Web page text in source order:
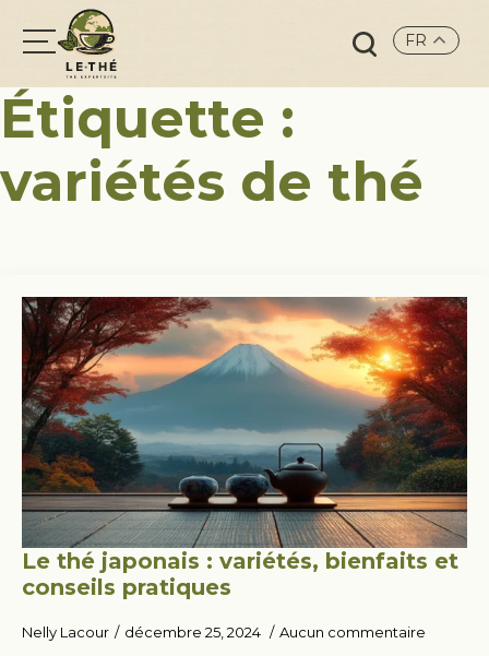
Search
FR
Étiquette :
variétés de thé
Le thé japonais : variétés, bienfaits et
conseils pratiques
Nelly Lacour décembre 25, 2024 Aucun commentaire